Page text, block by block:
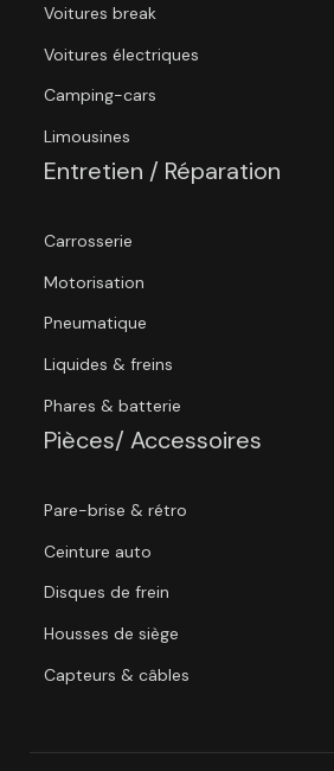
Voitures break
Voitures électriques
Camping-cars
Limousines
Entretien / Réparation
Carrosserie
Motorisation
Pneumatique
Liquides & freins
Phares & batterie
Pièces/ Accessoires
Pare-brise & rétro
Ceinture auto
Disques de frein
Housses de siège
Capteurs & câbles